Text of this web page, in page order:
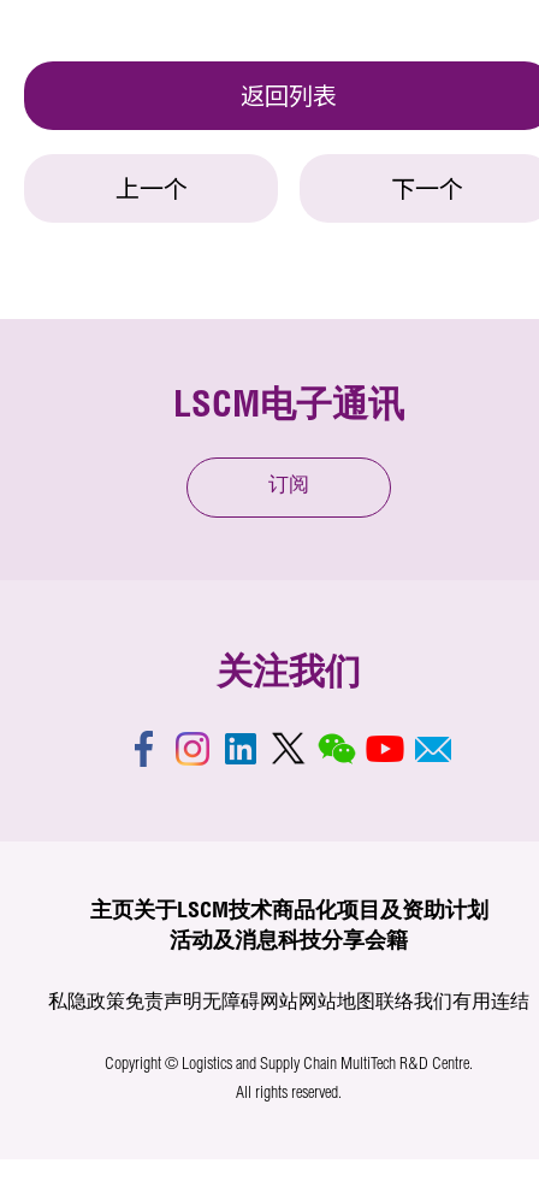
返回列表
上一个 下一个
LSCM电子通讯
订阅
关注我们
主页关于LSCM技术商品化项目及资助计划
活动及消息科技分享会籍
私隐政策免责声明无障碍网站网站地图联络我们有用连结
Copyright © Logistics and Supply Chain MultiTech R&D Centre.
All rights reserved.